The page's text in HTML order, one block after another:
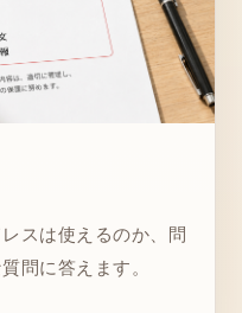
スは使えるのか、問
問に答えます。